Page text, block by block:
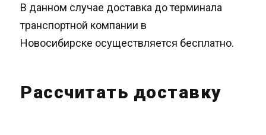
В данном случае доставка до терминала
транспортной компании в
Новосибирске осуществляется бесплатно.
Рассчитать доставку